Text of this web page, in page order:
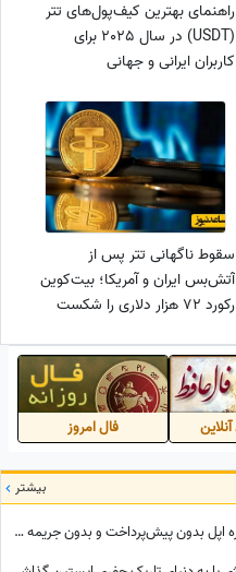
راهنمای بهترین کیف‌پول‌های تتر
(USDT) در سال 2025 برای
کاربران ایرانی و جهانی
سقوط ناگهانی تتر پس از
آتش‌بس ایران و آمریکا؛ بیت‌کوین
رکورد 72 هزار دلاری را شکست
فال امروز
بیشتر
آیفون 17 دیگر آرزو نیست؛ طرح جدید اجاره اپل بدون پیش‌پرداخت و بدون جریمه دیرکرد